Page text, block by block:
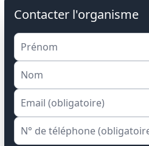
Contacter l'organisme